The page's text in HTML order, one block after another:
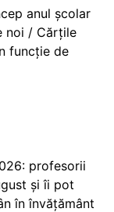
anul școlar
noi / Cărțile
funcție de
profesorii
și îi pot
în învățământ